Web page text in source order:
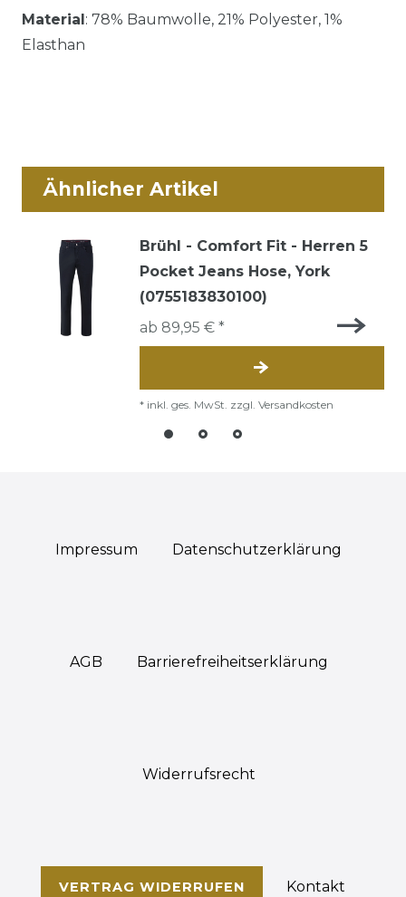
Material: 78% Baumwolle, 21% Polyester, 1%
Elasthan
Ähnlicher Artikel
Brühl - Comfort Fit - Herren 5
Pocket Jeans Hose, York
(0755183830100)
ab 89,95 € *
* inkl. ges. MwSt. zzgl. Versandkosten
Impressum Daten­schutz­erklärung
AGB Barrierefreiheitserklärung
Widerrufs­recht
VERTRAG WIDERRUFEN Kontakt